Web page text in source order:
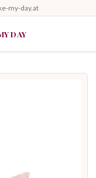
my-day.at
DAY